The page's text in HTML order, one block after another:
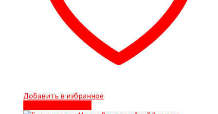
Добавить в избранное